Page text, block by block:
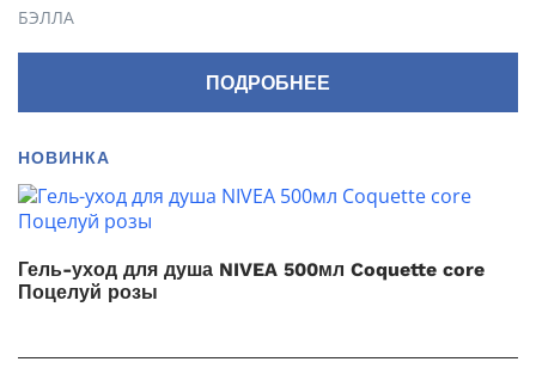
БЭЛЛА
ПОДРОБНЕЕ
НОВИНКА
Гель-уход для душа NIVEA 500мл Coquette core
Поцелуй розы